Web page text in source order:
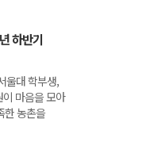
하반기
울대 학부생,
마음을 모아
한 농촌을